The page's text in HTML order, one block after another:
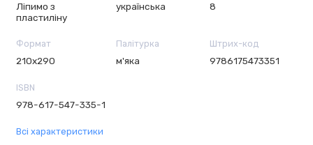
Ліпимо з
пластиліну
українська 8
Формат
210х290
Палітурка
м'яка
Штрих-код
9786175473351
ISBN
978-617-547-335-1
Всі характеристики